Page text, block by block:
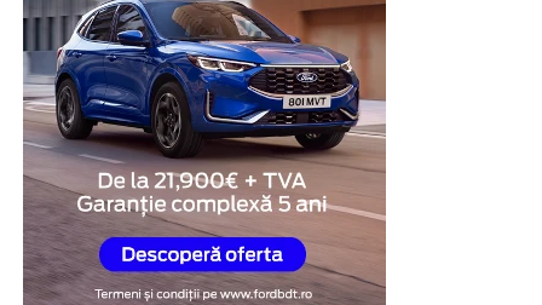
Această structură transformă vestiarul într-o soluție
practică pentru spațiile în care eficiența și utilizarea
optimă a mobilierului sunt prioritare.
Mai mult spațiu disponibil
În multe clădiri administrative sau industriale,
încăperile destinate echipării personalului nu
beneficiază de suprafețe generoase. În aceste situații,
fiecare metru pătrat trebuie utilizat cât mai eficient.